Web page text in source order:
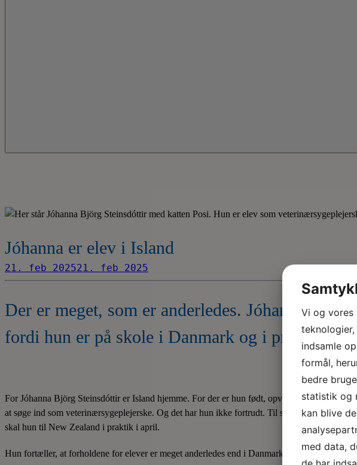
Jóhanna er elev i Island
21. feb 202521. feb 2025
Der er meget, som er anderledes. Jóhanna
fordi hun er på skole i Danmark og i praktik i
For Jóhanna Björg Steinsdóttir er Island hjemme. For der er hun født, opvokset og bor.
at søge ind som veterinærsygeplejerske. Og det har hun ikke fortrudt. Til sommer er hun
skal hun til New Zealand i praktik i april.
Hun fortæller, at forholdene for elever er meget anderledes end i Danmark.
Vi og vores
indsamle
formål,
bedre
statistik og
kan blive
med data,